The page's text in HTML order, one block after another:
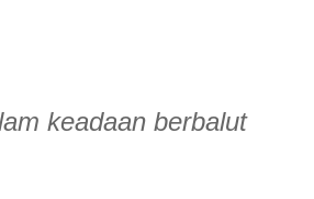
keadaan berbalut